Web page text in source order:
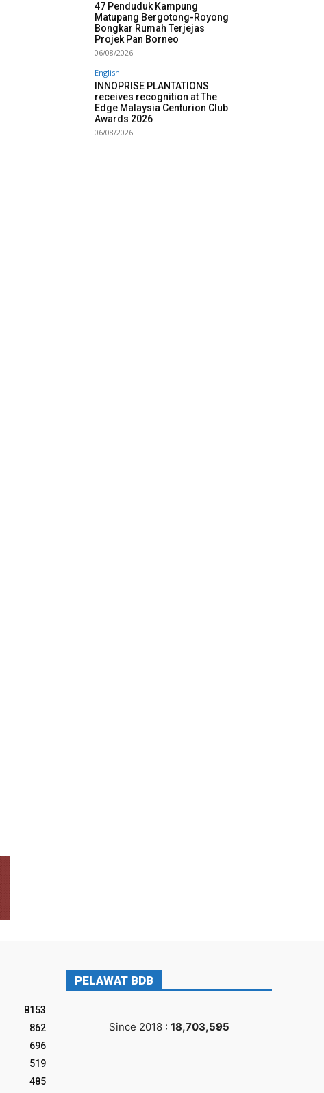
47 Penduduk Kampung
Matupang Bergotong-Royong
Bongkar Rumah Terjejas
Projek Pan Borneo
06/08/2026
English
INNOPRISE PLANTATIONS
receives recognition at The
Edge Malaysia Centurion Club
Awards 2026
06/08/2026
8153
862
696
519
485
PELAWAT BDB
Since 2018 : 18,703,595